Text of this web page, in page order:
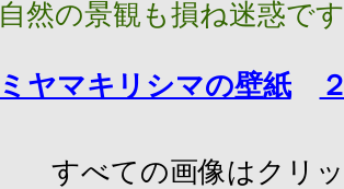
自然の景観も損ね迷惑で
ミヤマキリシマの壁紙
すべての画像はクリ